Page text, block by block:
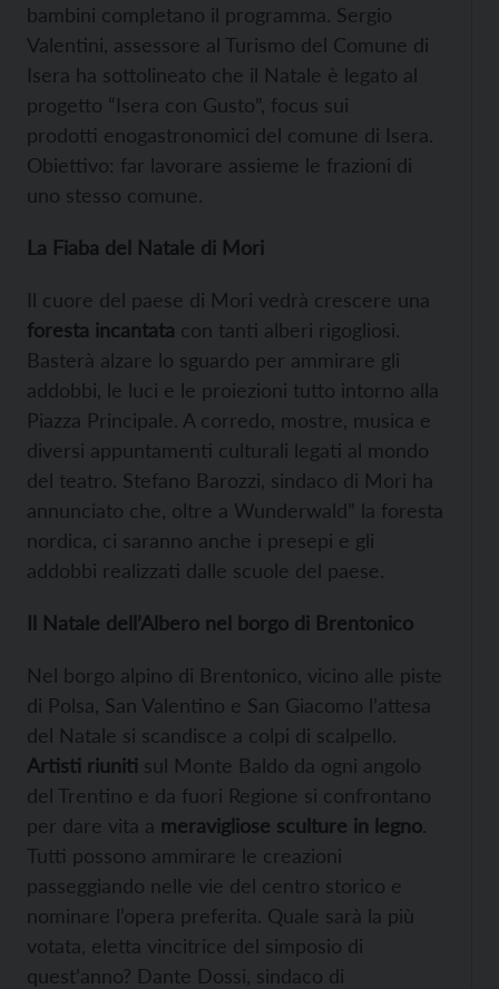
bambini completano il programma. Sergio
Valentini, assessore al Turismo del Comune di
Isera ha sottolineato che il Natale è legato al
progetto “Isera con Gusto”, focus sui
prodotti enogastronomici del comune di Isera.
Obiettivo: far lavorare assieme le frazioni di
uno stesso comune.
La Fiaba del Natale di Mori
Il cuore del paese di Mori vedrà crescere una
foresta incantata con tanti alberi rigogliosi.
Basterà alzare lo sguardo per ammirare gli
addobbi, le luci e le proiezioni tutto intorno alla
Piazza Principale. A corredo, mostre, musica e
diversi appuntamenti culturali legati al mondo
del teatro. Stefano Barozzi, sindaco di Mori ha
annunciato che, oltre a Wunderwald” la foresta
nordica, ci saranno anche i presepi e gli
addobbi realizzati dalle scuole del paese.
Il Natale dell’Albero nel borgo di Brentonico
Nel borgo alpino di Brentonico, vicino alle piste
di Polsa, San Valentino e San Giacomo l’attesa
del Natale si scandisce a colpi di scalpello.
Artisti riuniti sul Monte Baldo da ogni angolo
del Trentino e da fuori Regione si confrontano
per dare vita a meravigliose sculture in legno.
Tutti possono ammirare le creazioni
passeggiando nelle vie del centro storico e
nominare l’opera preferita. Quale sarà la più
votata, eletta vincitrice del simposio di
quest’anno? Dante Dossi, sindaco di